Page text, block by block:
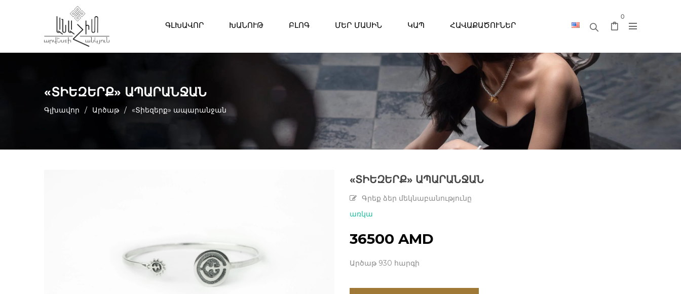
ԳԼԽԱՎՈՐ ԽԱՆՈՒԹ ԲԼՈԳ ՄԵՐ ՄԱՍԻՆ ԿԱՊ ՀԱՎԱՔԱԾՈՒՆԵՐ
0
«ՏԻԵԶԵՐՔ» ԱՊԱՐԱՆՋԱՆ
Գլխավոր / Արծաթ / «Տիեզերք» ապարանջան
«ՏԻԵԶԵՐՔ» ԱՊԱՐԱՆՋԱՆ
Գրեք ձեր մեկնաբանությունը
առկա
36500AMD
Արծաթ 930 հարգի